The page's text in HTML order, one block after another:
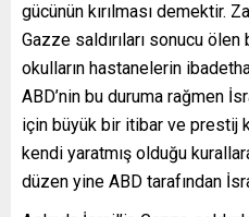
gücünün kırılması demektir.
Gazze saldırıları sonucu
okulların hastanelerin
ABD’nin bu duruma rağmen
için büyük bir itibar ve prestij
kendi yaratmış olduğu
düzen yine ABD tarafından